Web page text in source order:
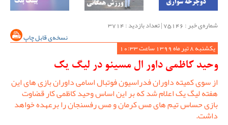
شماره‌ی خبر : ‌75146 | تعداد بازدید : 3714
نسخه‌ی قابل چاپ
یکشنبه 8 تیر ماه 1399 ساعت 10:33
وحید کاظمی داور ال مسینو در لیگ یک
از سوی کمیته داوران فدراسیون فوتبال اسامی داوران بازی های این
هفته لیگ یک اعلام شد که بر این اساس وحید کاظمی کار قضاوت
بازی حساس تیم های مس کرمان و مس رفسنجان را برعهده خواهد
داشت.